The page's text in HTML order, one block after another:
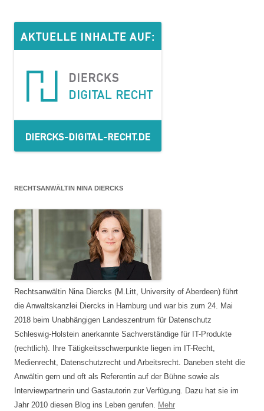
RECHTSANWÄLTIN NINA DIERCKS
Rechtsanwältin Nina Diercks (M.Litt, University of Aberdeen) führt
die Anwaltskanzlei Diercks in Hamburg und war bis zum 24. Mai
2018 beim Unabhängigen Landeszentrum für Datenschutz
Schleswig-Holstein anerkannte Sachverständige für IT-Produkte
(rechtlich). Ihre Tätigkeitsschwerpunkte liegen im IT-Recht,
Medienrecht, Datenschutzrecht und Arbeitsrecht. Daneben steht die
Anwältin gern und oft als Referentin auf der Bühne sowie als
Interviewpartnerin und Gastautorin zur Verfügung. Dazu hat sie im
Jahr 2010 diesen Blog ins Leben gerufen. Mehr